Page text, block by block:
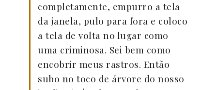
completamente, empurro a tela
da janela, pulo para fora e coloco
a tela de volta no lugar como
uma criminosa. Sei bem como
encobrir meus rastros. Então
subo no toco de árvore do nosso